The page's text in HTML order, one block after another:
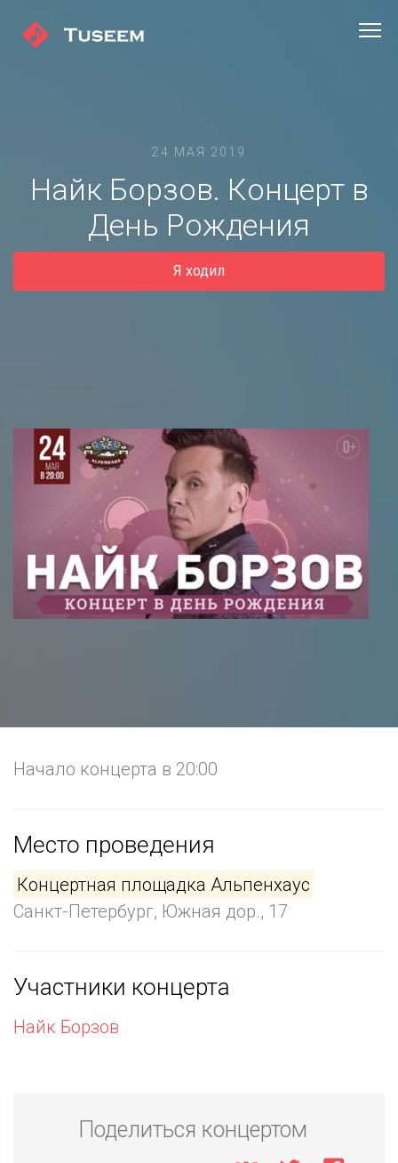
24 МАЯ 2019
Найк Борзов. Концерт в
День Рождения
Я ходил
Начало концерта в 20:00
Место проведения
Концертная площадка Альпенхаус
Санкт-Петербург, Южная дор., 17
Участники концерта
Найк Борзов
Поделиться концертом